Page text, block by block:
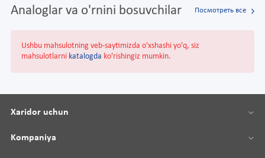
Analoglar va o'rnini bosuvchilar Посмотреть все
Ushbu mahsulotning veb-saytimizda o'xshashi yo'q, siz
mahsulotlarni katalogda ko'rishingiz mumkin.
Xaridor uchun
Kompaniya